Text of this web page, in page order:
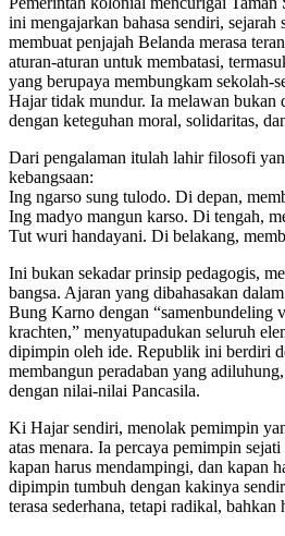
ini mengajarkan bahasa sendiri,
membuat penjajah Belanda merasa
aturan-aturan untuk membatasi,
yang berupaya membungkam sekolah-
Hajar tidak mundur. Ia melawan bukan
dengan keteguhan moral, solidaritas,
Dari pengalaman itulah lahir filosofi
kebangsaan:
Ing ngarso sung tulodo. Di depan,
Ing madyo mangun karso. Di tengah,
Tut wuri handayani. Di belakang,
Ini bukan sekadar prinsip pedagogis,
bangsa. Ajaran yang dibahasakan
Bung Karno dengan “samenbundeling
krachten,” menyatupadukan seluruh
dipimpin oleh ide. Republik ini berdiri
membangun peradaban yang
dengan nilai-nilai Pancasila.
Ki Hajar sendiri, menolak pemimpin
atas menara. Ia percaya pemimpin
kapan harus mendampingi, dan kapan
dipimpin tumbuh dengan kakinya
terasa sederhana, tetapi radikal,